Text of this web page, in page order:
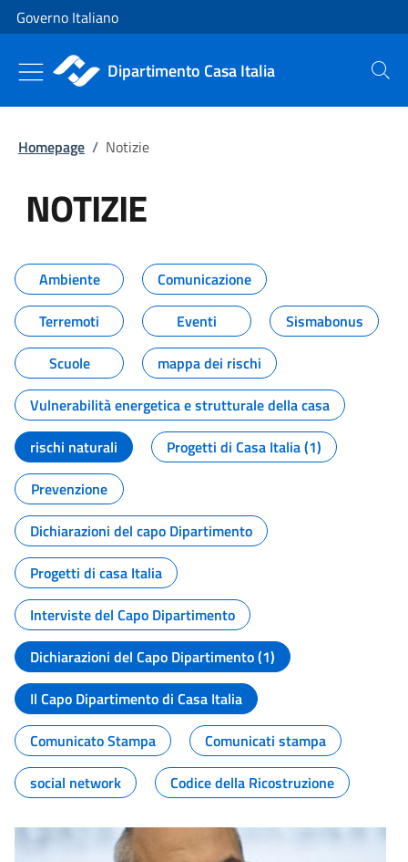
Vai al contenuto
Vai alla navigazione del sito
Governo Italiano
Dipartimento Casa Italia Cerca
Homepage / Notizie
NOTIZIE
Tutti i contenuti della pagina
Ambiente
Comunicazione
Terremoti
Eventi
Sismabonus
Scuole
mappa dei rischi
Vulnerabilità energetica e strutturale della casa
rischi naturali
Progetti di Casa Italia (1)
Prevenzione
Dichiarazioni del capo Dipartimento
Progetti di casa Italia
Interviste del Capo Dipartimento
Dichiarazioni del Capo Dipartimento (1)
Il Capo Dipartimento di Casa Italia
Comunicato Stampa
Comunicati stampa
social network
Codice della Ricostruzione